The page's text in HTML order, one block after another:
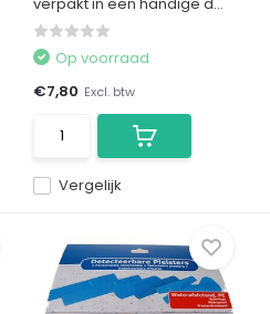
Vergelijk
Op voorraad
€7,80 Excl. btw